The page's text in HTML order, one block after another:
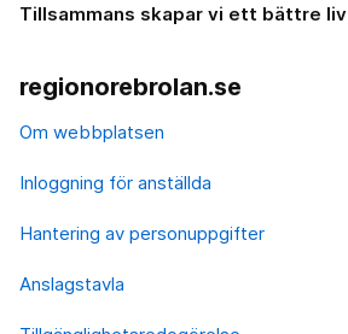
Tillsammans skapar vi ett bättre liv
regionorebrolan.se
Om webbplatsen
Inloggning för anställda
Hantering av personuppgifter
Anslagstavla